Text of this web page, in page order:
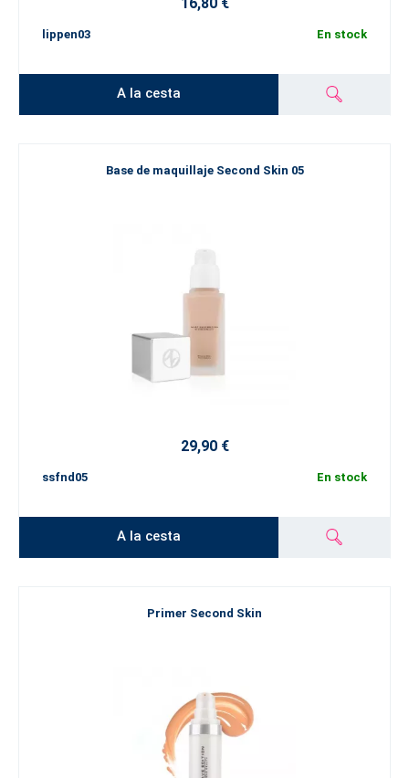
lippen03 En stock
A la cesta
Base de maquillaje Second Skin 05
29,90 €
ssfnd05 En stock
A la cesta
Primer Second Skin